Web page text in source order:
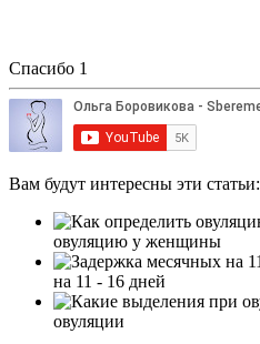
Спасибо 1
Вам будут интересны эти статьи:
овуляцию у женщины
на 11 - 16 дней
овуляции